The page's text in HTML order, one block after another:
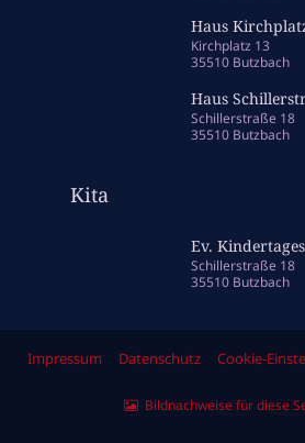
Haus
Kirchplatz 13
35510 Butzbach
Haus
Schillerstraße 18
35510 Butzbach
Kita
Ev.
Schillerstraße 18
35510 Butzbach
Impressum Datenschutz Cookie-
Bildnachweise für diese